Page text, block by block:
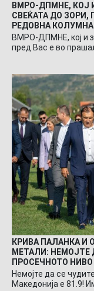
ВМРО-ДПМНЕ, КОЈ
СВЕЌАТА ДО ЗОРИ,
РЕДОВНА
ВМРО-ДПМНЕ, кој и
пред Вас е во
КРИВА ПАЛАНКА И
МЕТАЛИ: НЕМОЈТЕ
ПРОСЕЧНОТО НИВО
Немојте да се
Македонија е 81.9!